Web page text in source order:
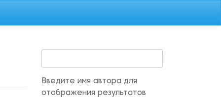
Введите имя автора для
отображения результатов